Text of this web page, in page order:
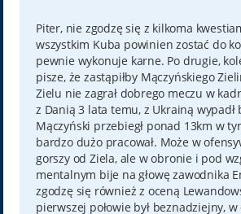
t
Piter, nie zgodzę się z kilkoma
wszystkim Kuba powinien zostać do
pewnie wykonuje karne. Po drugie,
pisze, że zastąpiłby Mączyńskiego
Zielu nie zagrał dobrego meczu w
z Danią 3 lata temu, z Ukrainą
Mączyński przebiegł ponad 13km w
bardzo dużo pracował. Może w
gorszy od Ziela, ale w obronie i pod
mentalnym bije na głowę zawodnika
zgodzę się również z oceną
pierwszej połowie był beznadziejny,